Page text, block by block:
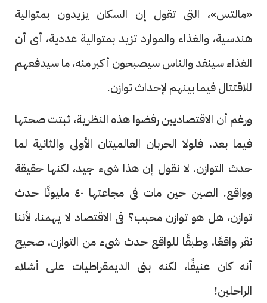
«مالتس»، التى تقول إن السكان يزيدون بمتوالية
هندسية، والغذاء والموارد تزيد بمتوالية عددية، أى أن
الغذاء سينفد والناس سيصبحون أكبر منه، ما سيدفعهم
للاقتتال فيما بينهم لإحداث توازن.
ورغم أن الاقتصاديين رفضوا هذه النظرية، ثبتت صحتها
فيما بعد، فلولا الحربان العالميتان الأولى والثانية لما
حدث التوازن. لا نقول إن هذا شىء جيد، لكنها حقيقة
وواقع. الصين حين مات فى مجاعتها ٤٠ مليونًا حدث
توازن، هل هو توازن محبب؟ فى الاقتصاد لا يهمنا، لأننا
نقر واقعًا، وطبقًا للواقع حدث شىء من التوازن، صحيح
أنه كان عنيفًا، لكنه بنى الديمقراطيات على أشلاء
الراحلين!